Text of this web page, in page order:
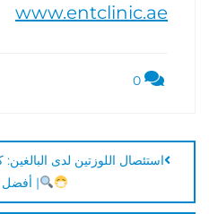
www.entclinic.ae
استئصال اللوزتين لدى
| أفضل